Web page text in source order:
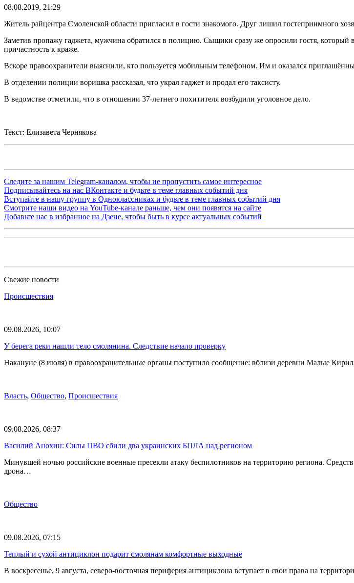
08.08.2019, 21:29
Житель райцентра Смоленской области пригласил в гости знакомого. Друг лишил гостеприимного
Заметив пропажу гаджета, мужчина обратился в полицию. Сыщики сразу же опросили гостя,
причастность к краже.
Вскоре правоохранители выяснили, кто пользуется мобильным телефоном. Им и оказался
В отделении полиции воришка рассказал, что украл гаджет и продал его таксисту.
В ведомстве отметили, что в отношении 37-летнего похитителя возбудили уголовное дело.
Текст: Елизавета Чернякова
Следите за нашим Telegram-каналом, чтобы не пропустить самое интересное
Подписывайтесь на нас ВКонтакте и будьте в теме главных событий дня
Вступайте в нашу группу в Одноклассниках и будьте в теме главных событий дня
Смотрите наши видео на YouTube-канале раньше, чем они появятся на сайте
Добавьте нас в избранное на Дзене, чтобы быть в курсе актуальных событий
Свежие новости
Происшествия
09.08.2026, 10:07
У берега реки нашли тело смолянина. Следствие начало проверку
Накануне (8 июля) в правоохранительные органы поступило сообщение: вблизи деревни Малые
Власть, Общество, Происшествия
09.08.2026, 08:37
Василий Анохин: Силы ПВО сбили два украинских БПЛА над регионом
Минувшей ночью российские военные пресекли атаку беспилотников на территорию региона.
дрона…
Общество
09.08.2026, 07:15
Теплый и сухой антициклон подарит смолянам комфортные выходные
В воскресенье, 9 августа, северо-восточная периферия антициклона вступает в свои права на